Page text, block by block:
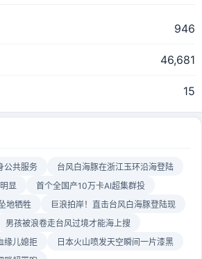
946
46,681
15
公共服务
台风白海豚在浙江玉环沿海登陆
显
首个全国产10万卡AI超集群投
地牺牲
巨浪拍岸！直击台风白海豚登陆现
男孩被浪卷走台风过境才能海上搜
缘儿媳拒
日本火山喷发天空瞬间一片漆黑